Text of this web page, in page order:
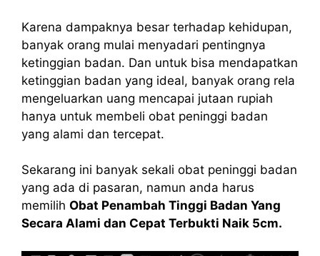
Karena dampaknya besar terhadap kehidupan,
banyak orang mulai menyadari pentingnya
ketinggian badan. Dan untuk bisa mendapatkan
ketinggian badan yang ideal, banyak orang rela
mengeluarkan uang mencapai jutaan rupiah
hanya untuk membeli obat peninggi badan
yang alami dan tercepat.
Sekarang ini banyak sekali obat peninggi badan
yang ada di pasaran, namun anda harus
memilih Obat Penambah Tinggi Badan Yang
Secara Alami dan Cepat Terbukti Naik 5cm.